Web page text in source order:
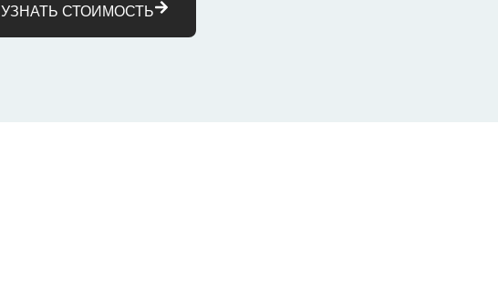
УЗНАТЬ СТОИМОСТЬ